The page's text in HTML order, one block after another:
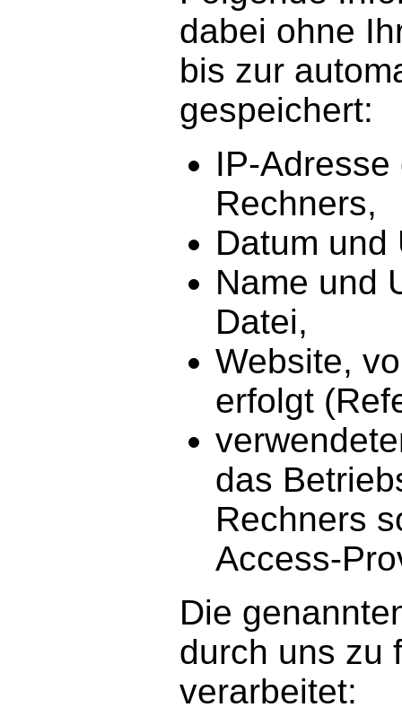
dabei ohne
bis zur
gespeichert:
IP-
Rechners,
Datum und
Name und
Datei,
Website,
erfolgt
das
Rechners
Access-
Die
durch uns zu
verarbeitet: